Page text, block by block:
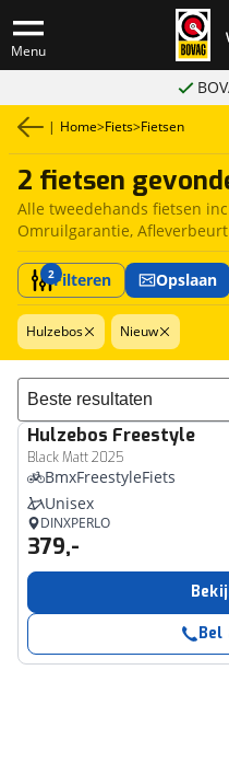
Menu
| Home>Fiets>Fietsen
2 fietsen
Alle tweedehands fietsen
Omruilgarantie,
2Filteren Opslaan
Hulzebos Nieuw
Sorteer resultaten
Hulzebos Freestyle
Black Matt 2025
BmxFreestyleFiets
Unisex
DINXPERLO
379,-
Bel